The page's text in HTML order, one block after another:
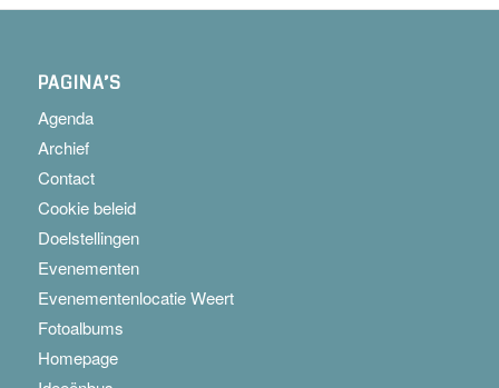
PAGINA’S
Agenda
Archief
Contact
Cookie beleid
Doelstellingen
Evenementen
Evenementenlocatie Weert
Fotoalbums
Homepage